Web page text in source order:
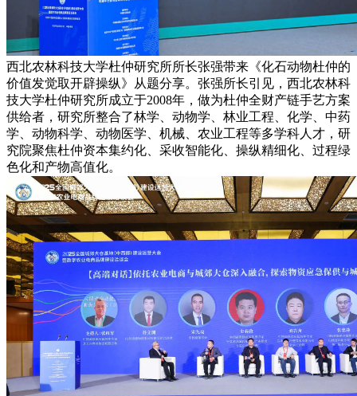
西北农林科技大学杜仲研究所所长张强带来《化石动物杜仲的
价值发觉取开辟操纵》从题分享。张强所长引见，西北农林科
技大学杜仲研究所成立于2008年，做为杜仲全财产链手艺方案
供给者，研究所整合了林学、动物学、林业工程、化学、中药
学、动物科学、动物医学、机械、农业工程等多学科人才，研
究院聚焦杜仲资本集约化、采收智能化、操纵精细化、过程绿
色化和产物高值化。